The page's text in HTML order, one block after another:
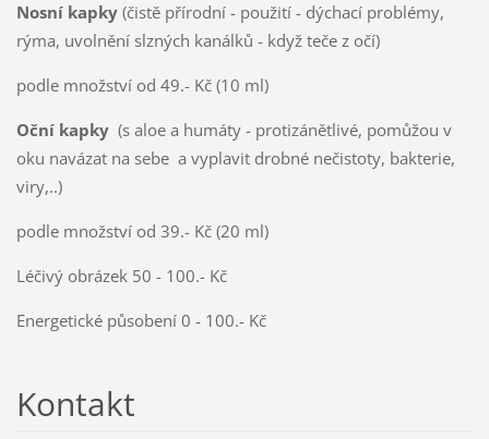
Nosní kapky (čistě přírodní - použití - dýchací problémy,
rýma, uvolnění slzných kanálků - když teče z očí)
podle množství od 49.- Kč (10 ml)
Oční kapky(s aloe a humáty - protizánětlivé, pomůžou v
oku navázat na sebe a vyplavit drobné nečistoty, bakterie,
viry,..)
podle množství od 39.- Kč (20 ml)
Léčivý obrázek 50 - 100.- Kč
Energetické působení 0 - 100.- Kč
Kontakt